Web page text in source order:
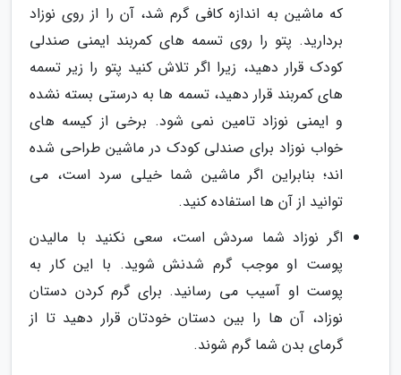
که ماشین به اندازه کافی گرم شد، آن را از روی نوزاد
بردارید. پتو را روی تسمه های کمربند ایمنی صندلی
کودک قرار دهید، زیرا اگر تلاش کنید پتو را زیر تسمه
های کمربند قرار دهید، تسمه ها به درستی بسته نشده
و ایمنی نوزاد تامین نمی شود. برخی از کیسه های
خواب نوزاد برای صندلی کودک در ماشین طراحی شده
اند؛ بنابراین اگر ماشین شما خیلی سرد است، می
توانید از آن ها استفاده کنید.
اگر نوزاد شما سردش است، سعی نکنید با مالیدن
پوست او موجب گرم شدنش شوید. با این کار به
پوست او آسیب می رسانید. برای گرم کردن دستان
نوزاد، آن ها را بین دستان خودتان قرار دهید تا از
گرمای بدن شما گرم شوند.